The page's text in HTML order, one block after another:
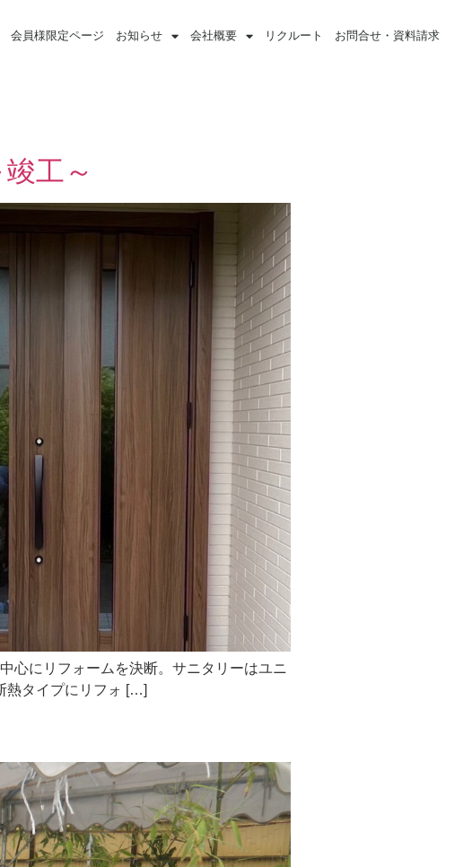
会員様限定ページ お知らせ 会社概要 リクルート お問合せ・資料請求
工～
心にリフォームを決断。サニタリーはユニ
熱タイプにリフォ […]